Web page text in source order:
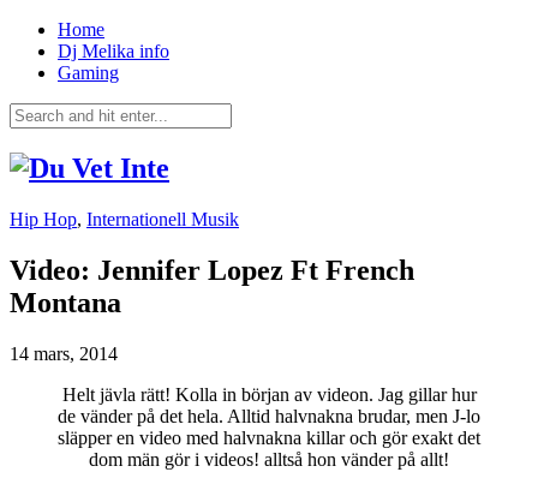
Home
Dj Melika info
Gaming
Hip Hop, Internationell Musik
Video: Jennifer Lopez Ft French
Montana
14 mars, 2014
Helt jävla rätt! Kolla in början av videon. Jag gillar hur
de vänder på det hela. Alltid halvnakna brudar, men J-lo
släpper en video med halvnakna killar och gör exakt det
dom män gör i videos! alltså hon vänder på allt!